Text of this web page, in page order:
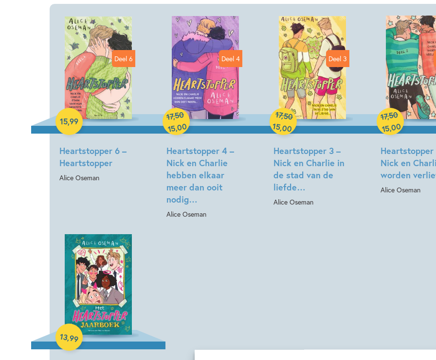
Heartstopper Deel 4– Nick en
Heartstopper Deel 5– Nick en
Heartstopper Deel 6– Nick en
Deze winter
Nick en Charlie
*
15+ jaar Liefde &
Deel 6
Heartstopper 6 –
Heartstopper
Alice Oseman
15,99
Paperback
Deel 4
Heartstopper 4 –
Nick en Charlie
hebben elkaar
meer dan ooit
nodig…
Alice Oseman
17,50
15,00
Paperback
Deel 3
Heartstopper 3 –
Nick en Charlie in
de stad van de
liefde…
Alice Oseman
17,50
15,00
Paperback
Heartstopper
Nick en
worden
Alice Oseman
17,50
15,00
Paperback
13,99
Hardcover